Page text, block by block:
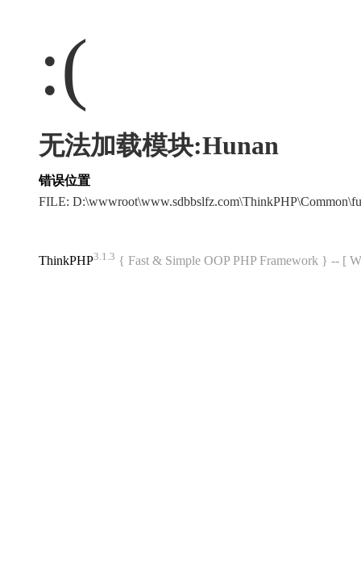
:(
无法加载模块:Hunan
错误位置
FILE:
ThinkPHP3.1.3 { Fast & Simple OOP PHP Framework } -- [